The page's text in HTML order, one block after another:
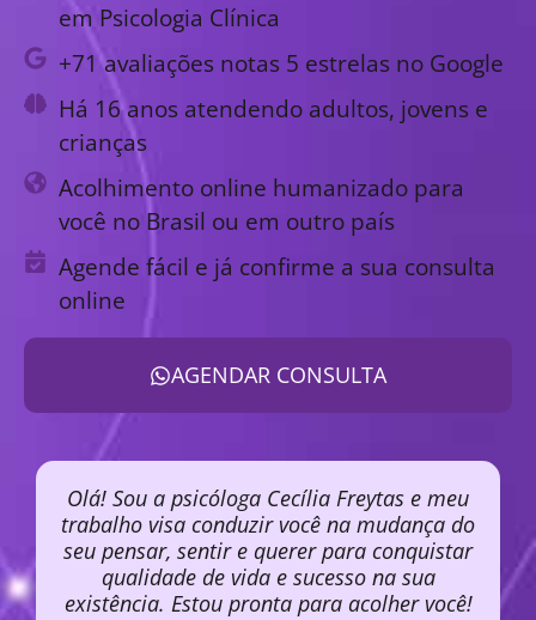
em Psicologia Clínica
+71 avaliações notas 5 estrelas no Google
Há 16 anos atendendo adultos, jovens e
crianças
Acolhimento online humanizado para
você no Brasil ou em outro país
Agende fácil e já confirme a sua consulta
online
AGENDAR CONSULTA
Olá! Sou a psicóloga Cecília Freytas e meu
trabalho visa conduzir você na mudança do
seu pensar, sentir e querer para conquistar
qualidade de vida e sucesso na sua
existência. Estou pronta para acolher você!